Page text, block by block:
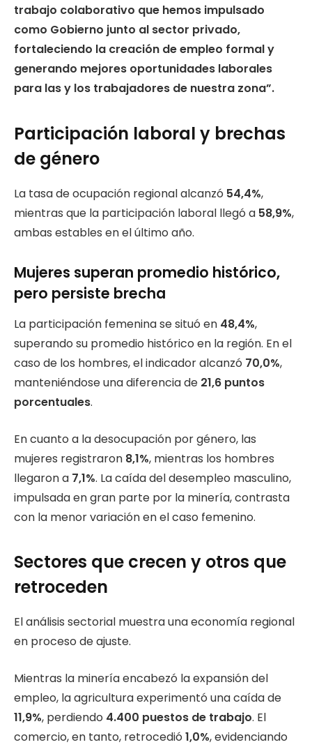
trabajo colaborativo que hemos impulsado
como Gobierno junto al sector privado,
fortaleciendo la creación de empleo formal y
generando mejores oportunidades laborales
para las y los trabajadores de nuestra zona”.
Participación laboral y brechas
de género
La tasa de ocupación regional alcanzó 54,4%,
mientras que la participación laboral llegó a 58,9%,
ambas estables en el último año.
Mujeres superan promedio histórico,
pero persiste brecha
La participación femenina se situó en 48,4%,
superando su promedio histórico en la región. En el
caso de los hombres, el indicador alcanzó 70,0%,
manteniéndose una diferencia de 21,6 puntos
porcentuales.
En cuanto a la desocupación por género, las
mujeres registraron 8,1%, mientras los hombres
llegaron a 7,1%. La caída del desempleo masculino,
impulsada en gran parte por la minería, contrasta
con la menor variación en el caso femenino.
Sectores que crecen y otros que
retroceden
El análisis sectorial muestra una economía regional
en proceso de ajuste.
Mientras la minería encabezó la expansión del
empleo, la agricultura experimentó una caída de
11,9%, perdiendo 4.400 puestos de trabajo. El
comercio, en tanto, retrocedió 1,0%, evidenciando